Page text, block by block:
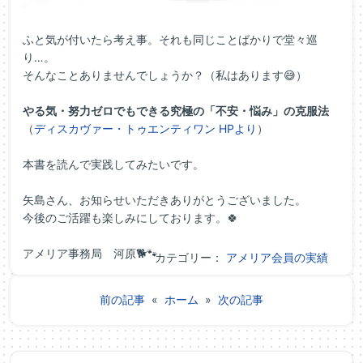
ふと気が付いたら考え事。それも同じことばかりで堂々巡
り…。
そんなことありませんでしょうか？（私はあります😅）
やる気・努力ゼロでもできる究極の「不安・悩み」の克服法
（ディスカヴァー・トゥエンティワン HPより ）
本書を読んで実践してみたいです。
矢島さん、お知らせいただきありがとうございました。
今後のご活躍も楽しみにしております。🍀
アメリア事務局 河原🐕🐾カテゴリー： アメリア会員の実績
前の記事 « ホーム » 次の記事